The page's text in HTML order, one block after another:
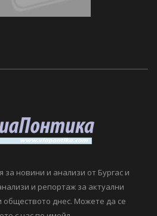
за новини и анализи от Бургас и
и репортаж за актуални
днес. Можете да се